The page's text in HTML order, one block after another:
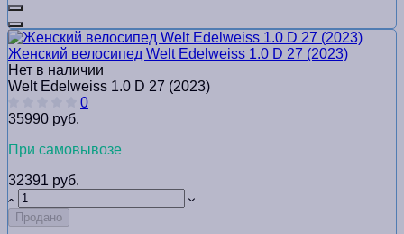
Женский велосипед Welt Edelweiss 1.0 D 27 (2023)
Нет в наличии
Welt Edelweiss 1.0 D 27 (2023)
0
35990 руб.
При самовывозе
32391 руб.
Продано